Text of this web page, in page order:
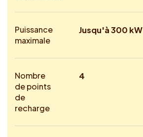
Puissance
maximale
Jusqu'à 300 kW
Nombre
de points
de
recharge
4